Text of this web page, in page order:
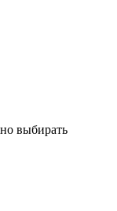
выбирать